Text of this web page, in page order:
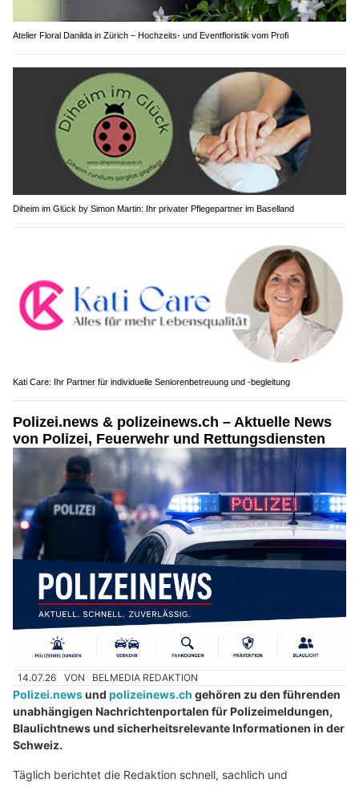
Atelier Floral Danilda in Zürich – Hochzeits- und Eventfloristik vom Profi
Diheim im Glück by Simon Martin: Ihr privater Pflegepartner im Baselland
Kati Care: Ihr Partner für individuelle Seniorenbetreuung und -begleitung
Polizei.news & polizeinews.ch – Aktuelle News
von Polizei, Feuerwehr und Rettungsdiensten
14.07.26 VON BELMEDIA REDAKTION
Polizei.newsund polizeinews.ch gehören zu den führenden
unabhängigen Nachrichtenportalen für Polizeimeldungen,
Blaulichtnews und sicherheitsrelevante Informationen in der
Schweiz.
Täglich berichtet die Redaktion schnell, sachlich und